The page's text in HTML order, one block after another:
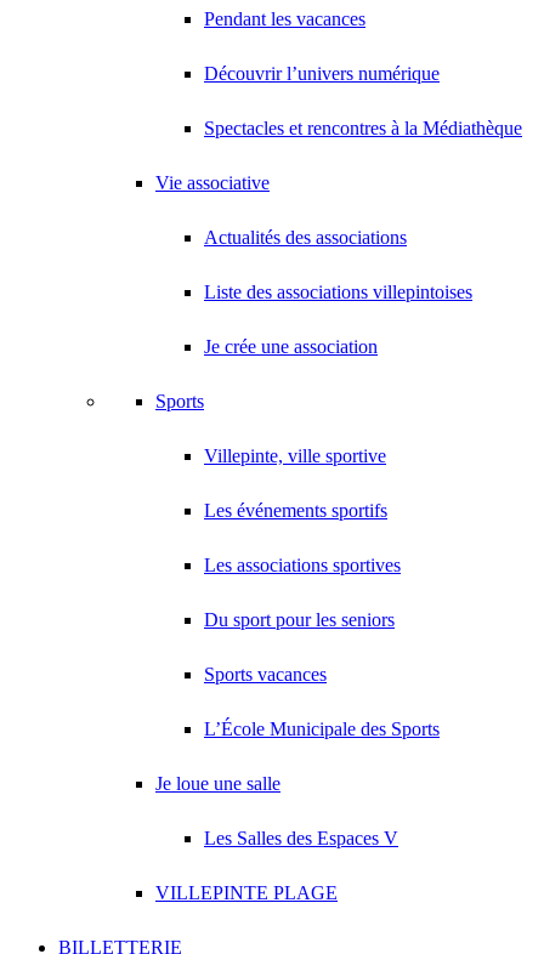
Pendant les vacances
Découvrir l’univers numérique
Spectacles et rencontres à la Médiathèque
Vie associative
Actualités des associations
Liste des associations villepintoises
Je crée une association
Sports
Villepinte, ville sportive
Les événements sportifs
Les associations sportives
Du sport pour les seniors
Sports vacances
L’École Municipale des Sports
Je loue une salle
Les Salles des Espaces V
VILLEPINTE PLAGE
BILLETTERIE